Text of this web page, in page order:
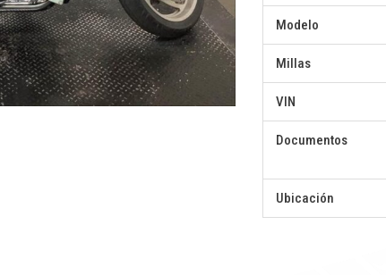
Modelo
Millas
VIN
Documentos
Ubicación